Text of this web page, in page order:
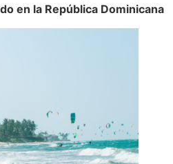
en la República Dominicana